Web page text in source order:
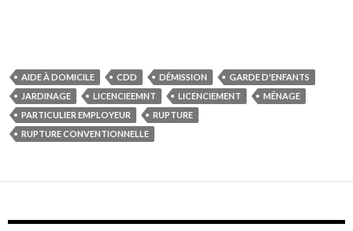
AIDE À DOMICILE CDD DÉMISSION
GARDE D'ENFANTS
JARDINAGE
LICENCIEEMNT LICENCIEMENT
MÉNAGE
PARTICULIER EMPLOYEUR
RUPTURE
RUPTURE CONVENTIONNELLE